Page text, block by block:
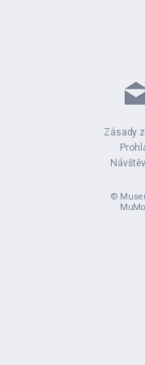
©
Zásady